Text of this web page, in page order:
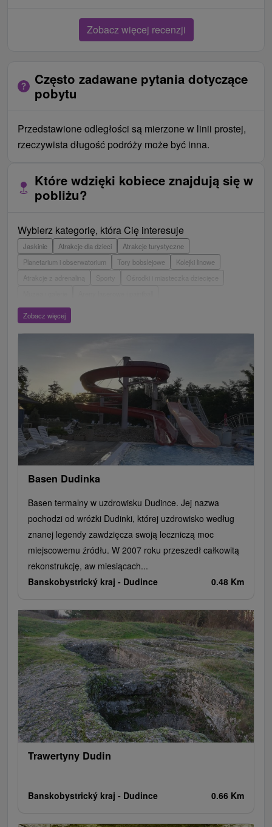
Zobacz więcej recenzji
Często zadawane pytania dotyczące
pobytu
Przedstawione odległości są mierzone w linii prostej,
rzeczywista długość podróży może być inna.
Które wdzięki kobiece znajdują się w
pobliżu?
Wybierz kategorię, która Cię interesuje
Jaskinie Atrakcje dla dzieci
Atrakcje turystyczne
Planetarium i obserwatorium
Tory bobslejowe
Kolejki linowe
Atrakcje z adrenaliną
Wieże obserwacyjne i chodniki
Escaperoom
Loty widokowe i rejsy wycieczkowe
Jeziora, jeziora, zbiorniki wodne
Zabytki techniki
Wodospady
Kościoły drewniane Źródła Teatry
Jazda konna
Túry a turistické chodníky
Zamki Chaty górskie
Miejsca sakralne
Rafting, rafting, rafting
Obiekty architektoniczne
Ośrodek narciarski
Pola golfowe
Tory gokartowe
Amfiteatry i kina w przyrodzie
Szlaki winne
Cyklotrasy
Zobacz więcej
Basen Dudinka
Basen termalny w uzdrowisku Dudince. Jej nazwa
pochodzi od wróżki Dudinki, której uzdrowisko według
znanej legendy zawdzięcza swoją leczniczą moc
miejscowemu źródłu. W 2007 roku przeszedł całkowitą
rekonstrukcję, aw miesiącach...
Banskobystrický kraj - Dudince 0.48 Km
Trawertyny Dudin
Banskobystrický kraj - Dudince 0.66 Km